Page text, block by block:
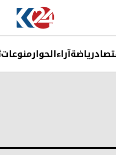
ریاضةآراءالحوارمنوعات